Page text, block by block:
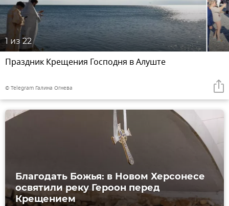
1 из 22
Праздник Крещения Господня в Алуште
© Telegram Галина Огнева
Благодать Божья: в Новом Херсонесе
освятили реку Героон перед
Крещением